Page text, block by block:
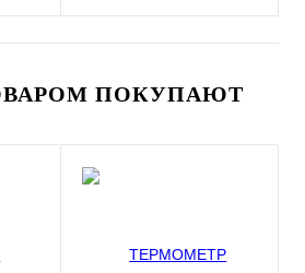
ПОКУПАЮТ